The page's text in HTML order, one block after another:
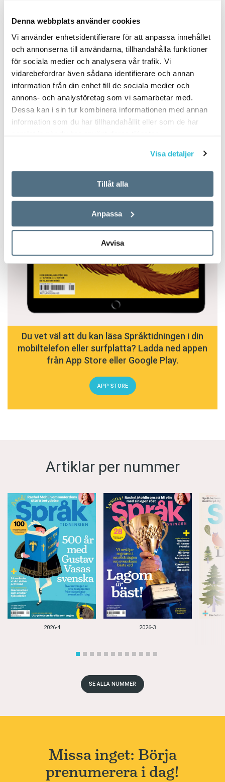
Denna webbplats använder cookies
Vi använder enhetsidentifierare för att anpassa innehållet
och annonserna till användarna, tillhandahålla funktioner
för sociala medier och analysera vår trafik. Vi
vidarebefordrar även sådana identifierare och annan
information från din enhet till de sociala medier och
annons- och analysföretag som vi samarbetar med.
Dessa kan i sin tur kombinera informationen med annan
information som du har tillhandahållit eller som de har
samlat in när du har använt deras tjänster.
Visa detaljer
Tillåt alla
Anpassa
Avvisa
PUBLICERAD 2025-10-18
Du vet väl att du kan läsa Språktidningen i din
mobiltelefon eller surfplatta? Ladda ned appen
från App Store eller Google Play.
APP STORE
Artiklar per nummer
2026-4 2026-3
SE ALLA NUMMER
Missa inget: Börja
prenumerera i dag!